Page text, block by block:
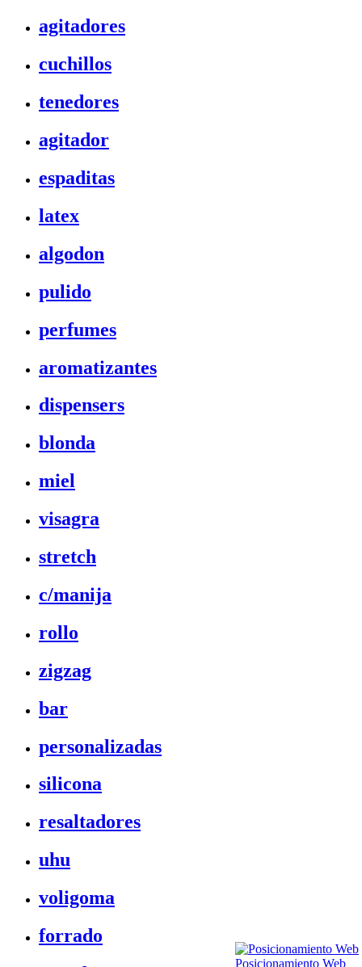
agitadores
cuchillos
tenedores
agitador
espaditas
latex
algodon
pulido
perfumes
aromatizantes
dispensers
blonda
miel
visagra
stretch
c/manija
rollo
zigzag
bar
personalizadas
silicona
resaltadores
uhu
voligoma
forrado
Posicionamiento Web